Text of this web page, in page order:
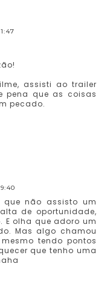
assisti ao trailer
pena que as coisas
pecado.
que não assisto um
de oportunidade,
E olha que adoro um
Mas algo chamou
tendo pontos
que tenho uma